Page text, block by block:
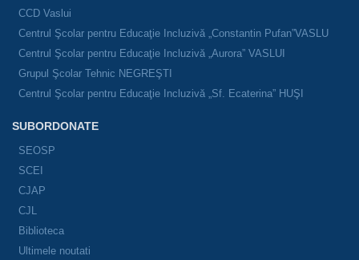
CCD Vaslui
Centrul Şcolar pentru Educaţie Incluzivă „Constantin Pufan”VASLU
Centrul Şcolar pentru Educaţie Incluzivă „Aurora” VASLUI
Grupul Şcolar Tehnic NEGREŞTI
Centrul Şcolar pentru Educaţie Incluzivă „Sf. Ecaterina” HUŞI
SUBORDONATE
SEOSP
SCEI
CJAP
CJL
Biblioteca
Ultimele noutati